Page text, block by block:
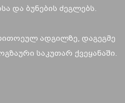
და ბუნების ძეგლებს.
ადგილზე, დაგეგმე
საკუთარ ქვეყანაში.